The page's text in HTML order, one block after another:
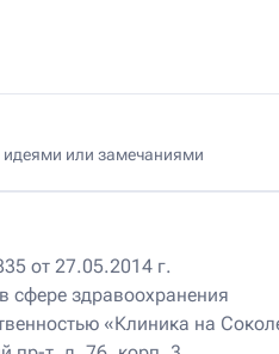
3
Ист
Москва,
идеями или замечаниями
от 27.05.2014 г.
сфере здравоохранения
«Клиника на